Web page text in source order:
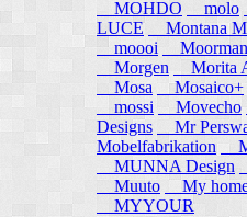
MOHDO
molo
LUCE
Montana
moooi
Morgen
Morita
Mosa
Mosaico+
mossi
Movecho
Designs
Mr
Mobelfabrikation
MUNNA Design
Muuto My home
MYYOUR